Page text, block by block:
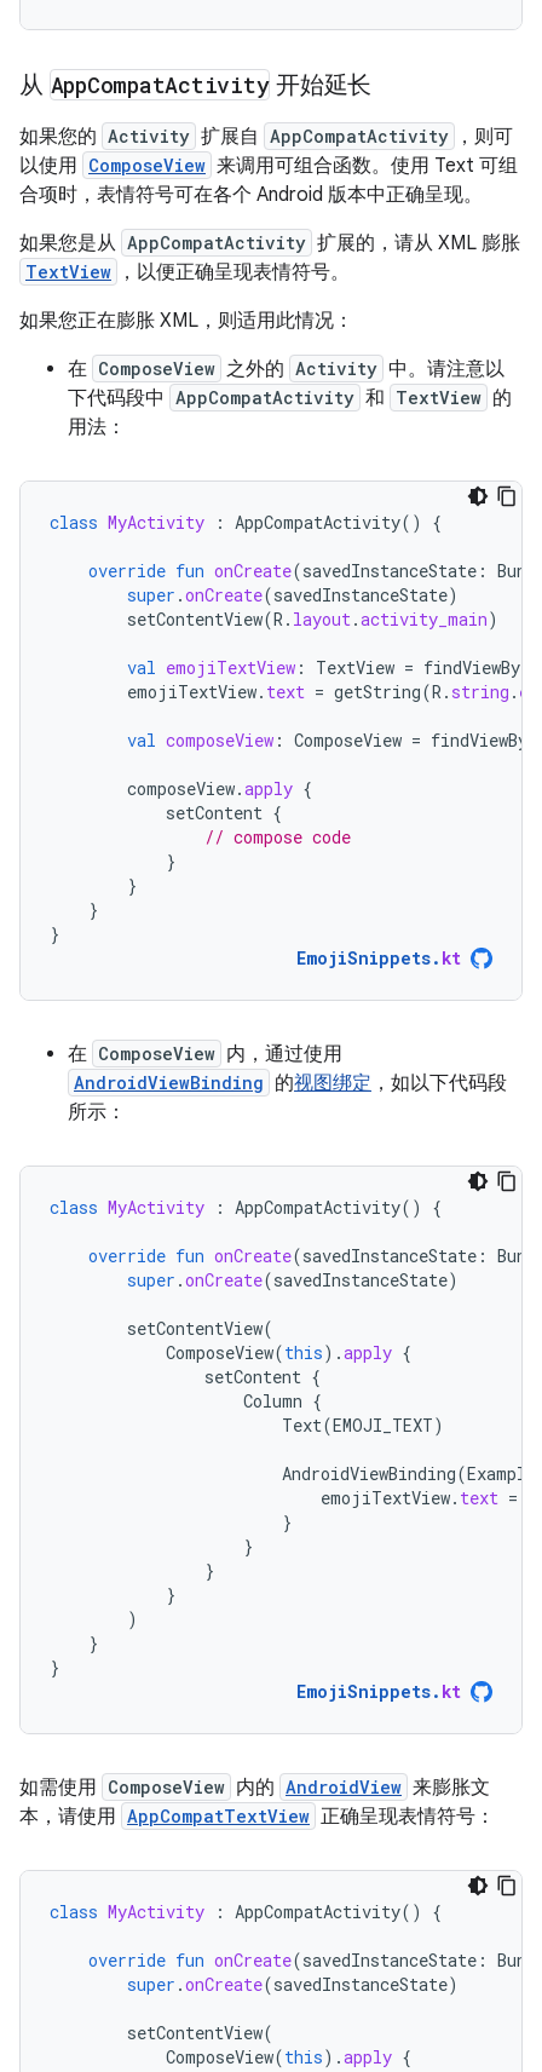
从 AppCompatActivity 开始延长
如果您的 Activity 扩展自 AppCompatActivity
，则可
以使用 ComposeView 来调用可组合函数。使用 Text 可组
合项时，表情符号可在各个 Android 版本中正确呈现。
如果您是从 AppCompatActivity 扩展的，请从 XML 膨胀
TextView
，以便正确呈现表情符号。
如果您正在膨胀 XML，则适用此情况：
在 ComposeView 之外的 Activity 中。请注意以
下代码段中 AppCompatActivity 和 TextView 的
用法：
class MyActivity : AppCompatActivity() {
override fun onCreate(savedInstanceState :
super .onCreate(savedInstanceState)
setContentView(R . layout.activity_main)
val emojiTextView : TextView = findViewById
emojiTextView. text = getString(R . string .
val composeView : ComposeView =
composeView.apply {
setContent {
// compose code
}
}
}
}
EmojiSnippets. kt
在 ComposeView 内，通过使用
AndroidViewBinding 的视图绑定 ，如以下代码段
所示：
class MyActivity : AppCompatActivity() {
override fun onCreate(savedInstanceState :
super .onCreate(savedInstanceState)
setContentView(
ComposeView(this).apply {
setContent {
Column {
Text(EMOJI_TEXT)
AndroidViewBinding(
emojiTextView. text =
}
}
}
}
)
}
}
EmojiSnippets. kt
如需使用 ComposeView 内的 AndroidView 来膨胀文
本，请使用 AppCompatTextView 正确呈现表情符号：
class MyActivity : AppCompatActivity() {
override fun onCreate(savedInstanceState :
super .onCreate(savedInstanceState)
setContentView(
ComposeView(this).apply {